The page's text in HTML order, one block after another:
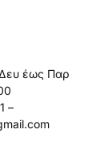
Δευ έως Παρ
–